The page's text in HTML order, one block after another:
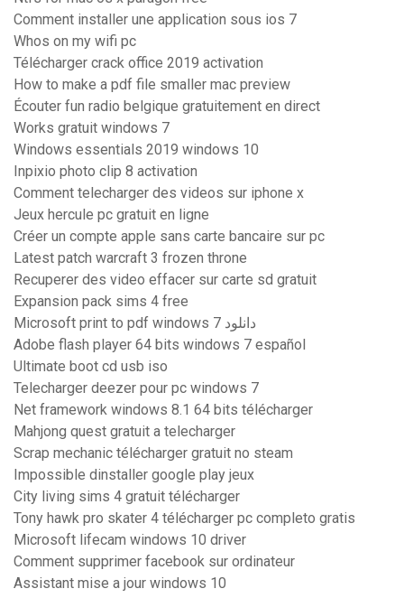
Comment installer une application sous ios 7
Whos on my wifi pc
Télécharger crack office 2019 activation
How to make a pdf file smaller mac preview
Écouter fun radio belgique gratuitement en direct
Works gratuit windows 7
Windows essentials 2019 windows 10
Inpixio photo clip 8 activation
Comment telecharger des videos sur iphone x
Jeux hercule pc gratuit en ligne
Créer un compte apple sans carte bancaire sur pc
Latest patch warcraft 3 frozen throne
Recuperer des video effacer sur carte sd gratuit
Expansion pack sims 4 free
Microsoft print to pdf windows 7 دانلود
Adobe flash player 64 bits windows 7 español
Ultimate boot cd usb iso
Telecharger deezer pour pc windows 7
Net framework windows 8.1 64 bits télécharger
Mahjong quest gratuit a telecharger
Scrap mechanic télécharger gratuit no steam
Impossible dinstaller google play jeux
City living sims 4 gratuit télécharger
Tony hawk pro skater 4 télécharger pc completo gratis
Microsoft lifecam windows 10 driver
Comment supprimer facebook sur ordinateur
Assistant mise a jour windows 10